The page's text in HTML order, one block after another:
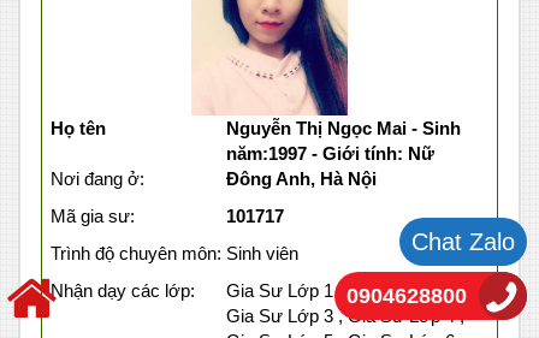
Họ tên
Nguyễn Thị Ngọc Mai - Sinh
năm:1997 - Giới tính: Nữ
Nơi đang ở:
Đông Anh, Hà Nội
Mã gia sư:
101717
Trình độ chuyên môn: Sinh viên
Nhận dạy các lớp:
Gia Sư Lớp 1 , Gia Sư Lớp 2 ,
Gia Sư Lớp 3 , Gia Sư Lớp 4 ,
Chat Zalo
0904628800